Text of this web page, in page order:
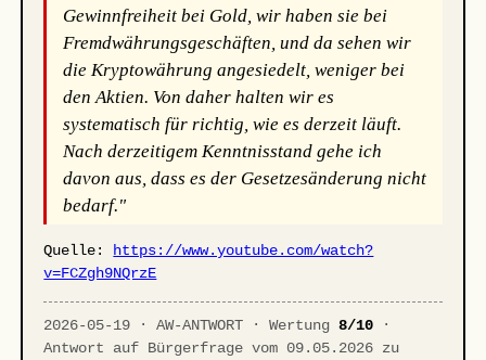
Gewinnfreiheit bei Gold, wir haben sie bei
Fremdwährungsgeschäften, und da sehen wir
die Kryptowährung angesiedelt, weniger bei
den Aktien. Von daher halten wir es
systematisch für richtig, wie es derzeit läuft.
Nach derzeitigem Kenntnisstand gehe ich
davon aus, dass es der Gesetzesänderung nicht
bedarf."
Quelle:
https://www.youtube.com/watch?
v=FCZgh9NQrzE
2026-05-19 · AW-ANTWORT · Wertung8/10 ·
Antwort auf Bürgerfrage vom 09.05.2026 zu